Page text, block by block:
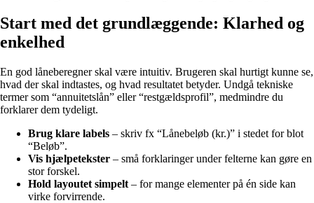
Start med det grundlæggende: Klarhed og
enkelhed
En god låneberegner skal være intuitiv. Brugeren skal hurtigt kunne se,
hvad der skal indtastes, og hvad resultatet betyder. Undgå tekniske
termer som “annuitetslån” eller “restgældsprofil”, medmindre du
forklarer dem tydeligt.
Brug klare labels – skriv fx “Lånebeløb (kr.)” i stedet for blot
“Beløb”.
Vis hjælpetekster – små forklaringer under felterne kan gøre en
stor forskel.
Hold layoutet simpelt – for mange elementer på én side kan
virke forvirrende.